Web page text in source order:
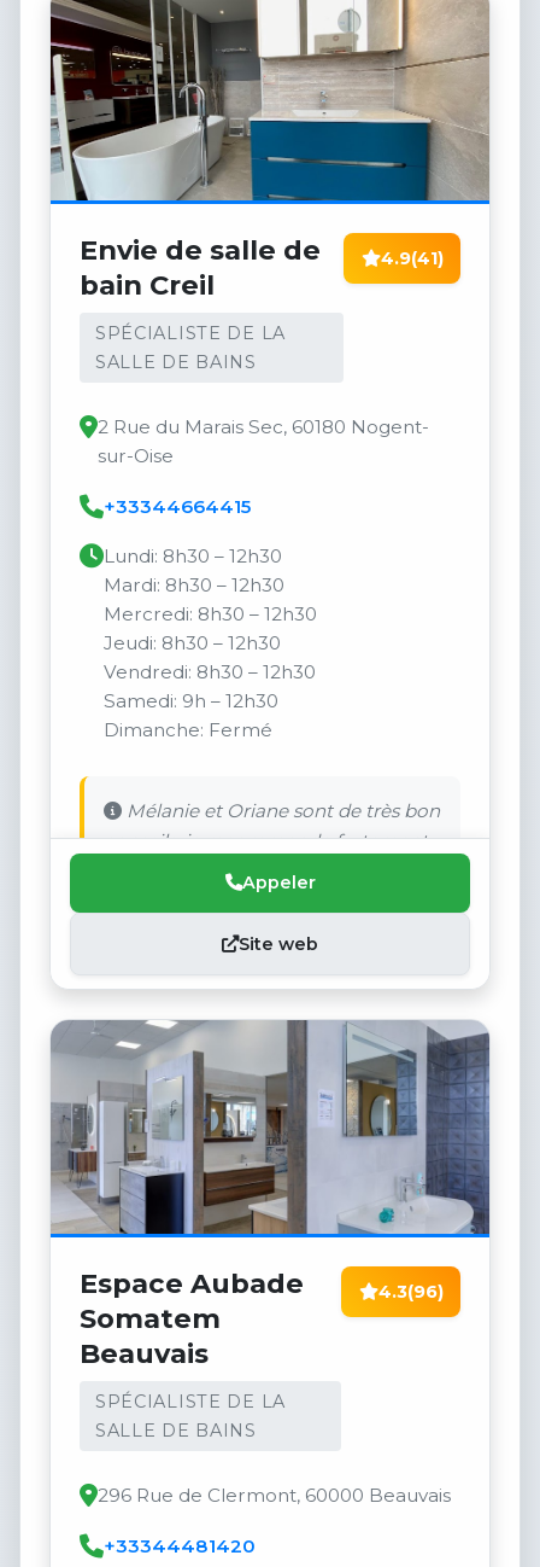
Envie de salle de
bain Creil
SPÉCIALISTE DE LA
SALLE DE BAINS
4.9(41)
2 Rue du Marais Sec, 60180 Nogent-
sur-Oise
+33344664415
Lundi: 8h30 – 12h30
Mardi: 8h30 – 12h30
Mercredi: 8h30 – 12h30
Jeudi: 8h30 – 12h30
Vendredi: 8h30 – 12h30
Samedi: 9h – 12h30
Dimanche: Fermé
Mélanie et Oriane sont de très bon
conseils, je recommande fortement.
Appeler
Site web
Espace Aubade
Somatem
Beauvais
SPÉCIALISTE DE LA
SALLE DE BAINS
4.3(96)
296 Rue de Clermont, 60000 Beauvais
+33344481420